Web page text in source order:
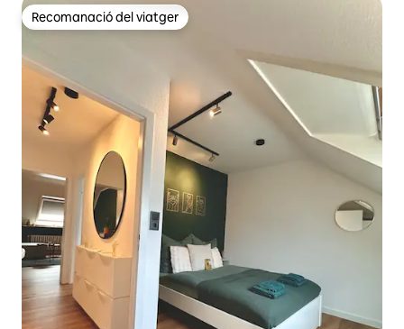
Recomanació del viatger
Recomanació del viatger